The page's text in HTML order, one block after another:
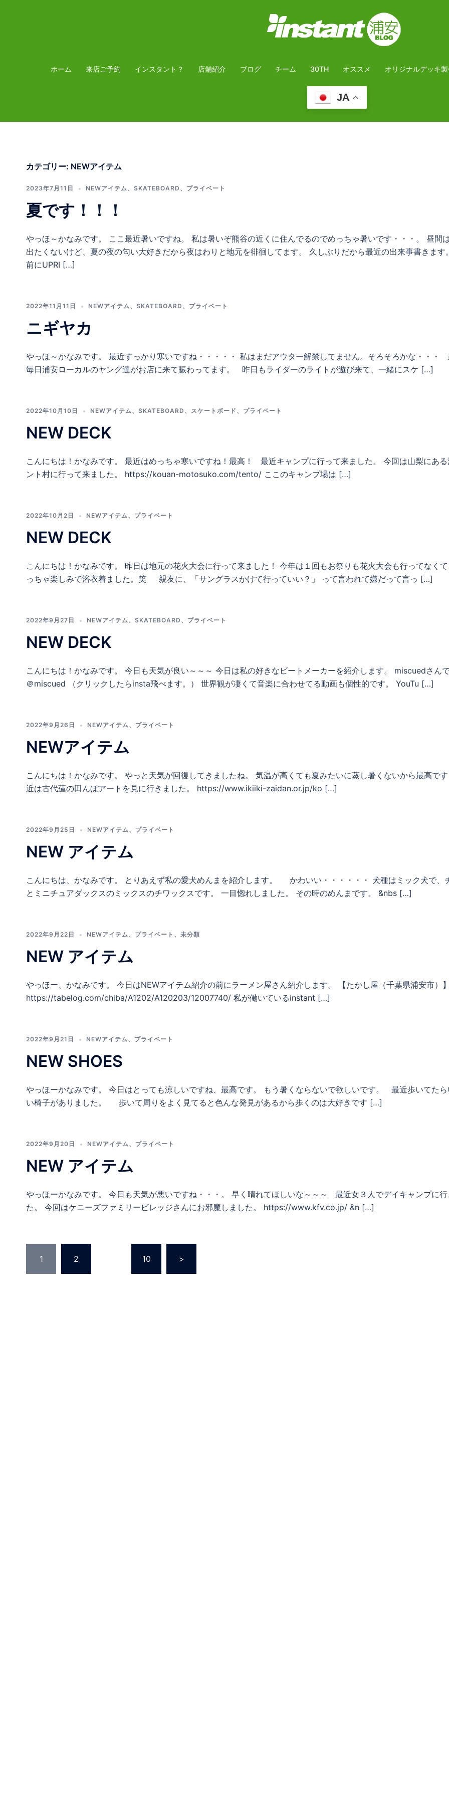
プ
ホーム 来店ご予約 インスタント？ 店舗紹介 ブログ チーム 30TH オススメ オリジナルデッキ
JA
カテゴリー: NEWアイテム
2023年7月11日 NEWアイテム、 SKATEBOARD 、 プライベート
夏です！！！
やっほ～かなみです。 ここ最近暑いですね。 私は暑いぞ熊谷の近くに住んでるのでめっちゃ暑いです・・・。 昼間
出たくないけど、夏の夜の匂い大好きだから夜はわりと地元を徘徊してます。 久しぶりだから最近の出来事書きます
前にUPRI […]
2022年11月11日 NEWアイテム、 SKATEBOARD 、 プライベート
ニギヤカ
やっほ～かなみです。 最近すっかり寒いですね・・・・・ 私はまだアウター解禁してません。そろそろかな・・・
毎日浦安ローカルのヤング達がお店に来て賑わってます。 昨日もライダーのライトが遊び来て、一緒にスケ […]
2022年10月10日 NEWアイテム、 SKATEBOARD 、 スケートボード 、 プライベート
NEW DECK
こんにちは！かなみです。 最近はめっちゃ寒いですね！最高！ 最近キャンプに行って来ました。 今回は山梨にあ
ント村に行って来ました。 https://kouan-motosuko.com/tento/ ここのキャンプ場は […]
2022年10月2日 NEWアイテム、 プライベート
NEW DECK
こんにちは！かなみです。 昨日は地元の花火大会に行って来ました！ 今年は１回もお祭りも花火大会も行ってなく
っちゃ楽しみで浴衣着ました。笑 親友に、「サングラスかけて行っていい？」 って言われて嫌だって言っ […]
2022年9月27日 NEWアイテム、 SKATEBOARD 、 プライベート
NEW DECK
こんにちは！かなみです。 今日も天気が良い～～～ 今日は私の好きなビートメーカーを紹介します。 miscuedさん
＠miscued （クリックしたらinsta飛べます。） 世界観が凄くて音楽に合わせてる動画も個性的です。 YouTu […]
2022年9月26日 NEWアイテム、 プライベート
NEWアイテム
こんにちは！かなみです。 やっと天気が回復してきましたね。 気温が高くても夏みたいに蒸し暑くないから最高で
近は古代蓮の田んぼアートを見に行きました。 https://www.ikiiki-zaidan.or.jp/ko […]
2022年9月25日 NEWアイテム、 プライベート
NEW アイテム
こんにちは、かなみです。 とりあえず私の愛犬めんまを紹介します。 かわいい・・・・・・ 犬種はミック犬で、
とミニチュアダックスのミックスのチワックスです。 一目惚れしました。 その時のめんまです。 &nbs […]
2022年9月22日 NEWアイテム、 プライベート 、 未分類
NEW アイテム
やっほー、かなみです。 今日はNEWアイテム紹介の前にラーメン屋さん紹介します。 【たかし屋（千葉県浦安市）
https://tabelog.com/chiba/A1202/A120203/12007740/ 私が働いているinstant […]
2022年9月21日 NEWアイテム、 プライベート
NEW SHOES
やっほーかなみです。 今日はとっても涼しいですね、最高です。 もう暑くならないで欲しいです。 最近歩いてた
い椅子がありました。 歩いて周りをよく見てると色んな発見があるから歩くのは大好きです […]
2022年9月20日 NEWアイテム、 プライベート
NEW アイテム
やっほーかなみです。 今日も天気が悪いですね・・・。 早く晴れてほしいな～～～ 最近女３人でデイキャンプに
た。 今回はケニーズファミリービレッジさんにお邪魔しました。 https://www.kfv.co.jp/ &n […]
投
稿
1 2 10 >